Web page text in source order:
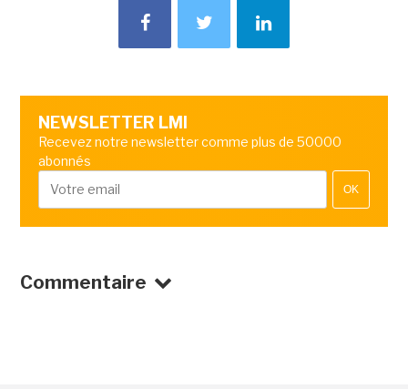
NEWSLETTER LMI
Recevez notre newsletter comme plus de 50000
abonnés
OK
Commentaire